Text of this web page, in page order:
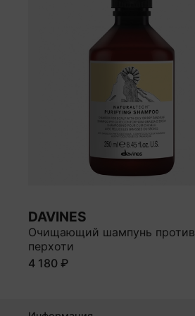
DAVINES
Очищающий шампунь против
перхоти
4 180 ₽